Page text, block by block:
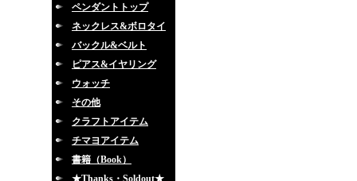
ペンダントトップ
ネックレス&ボロタイ
バックル&ベルト
ピアス&イヤリング
ウォッチ
その他
クラフトアイテム
チマヨアイテム
書籍（Book）
★Thanks・Soldout★